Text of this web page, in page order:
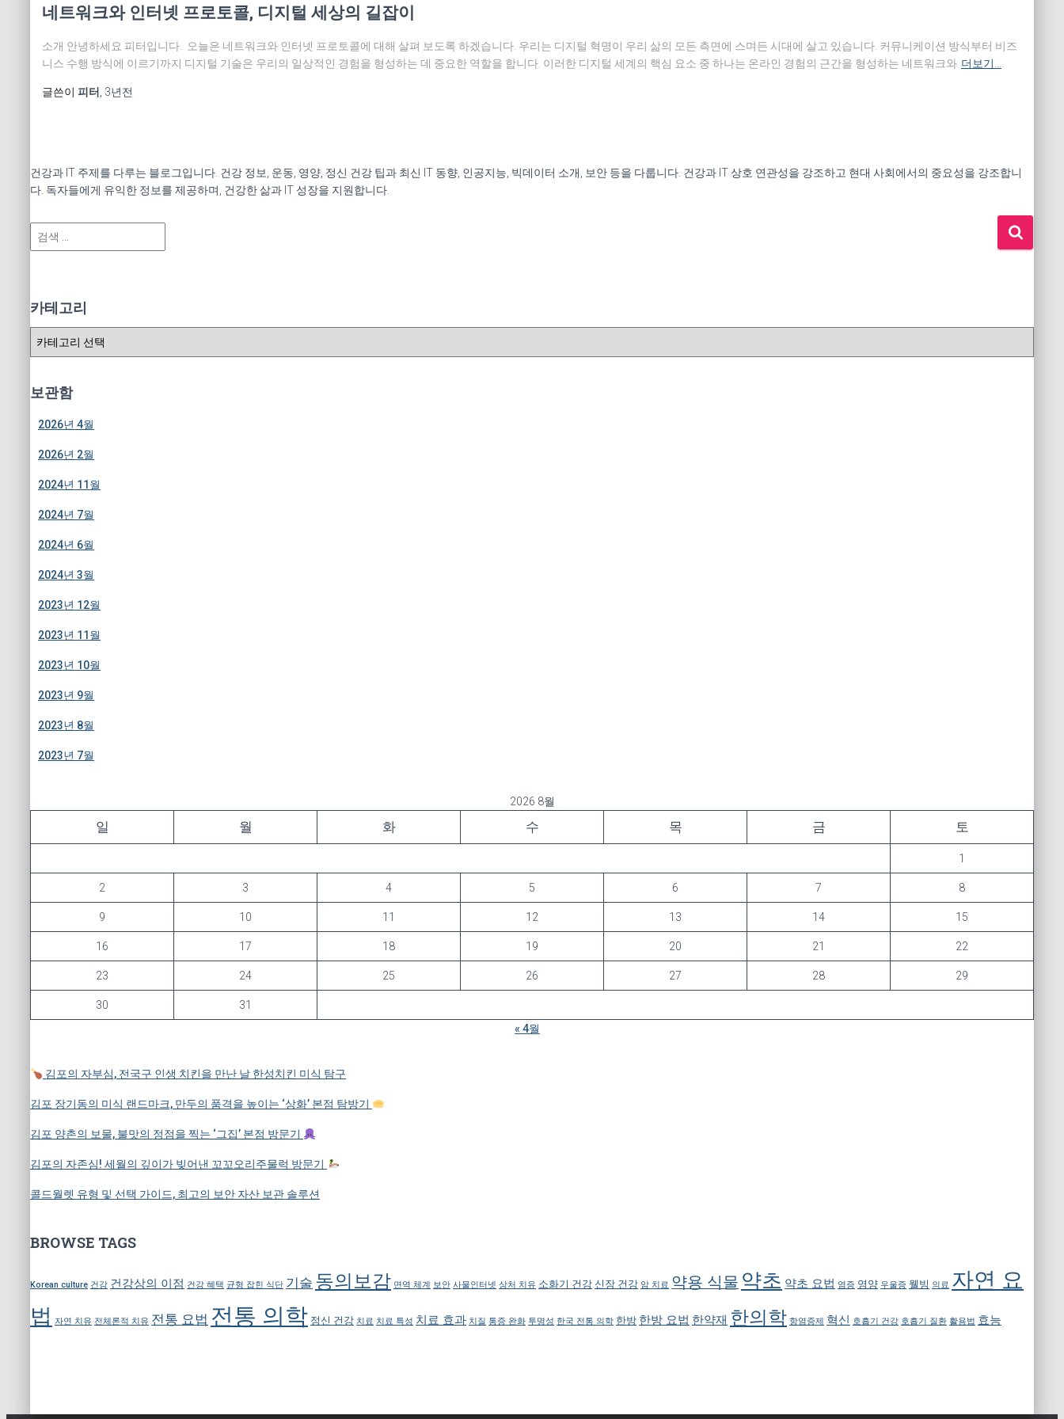
네트워크와 인터넷 프로토콜, 디지털 세상의 길잡이
소개 안녕하세요 피터입니다. 오늘은 네트워크와 인터넷 프로토콜에 대해 살펴 보도록 하겠습니다. 우리는 디지털 혁명이 우리 삶의 모든 측면에 스며든 시대에 살고 있습니다. 커뮤니케이션 방식부터 비즈
니스 수행 방식에 이르기까지 디지털 기술은 우리의 일상적인 경험을 형성하는 데 중요한 역할을 합니다. 이러한 디지털 세계의 핵심 요소 중 하나는 온라인 경험의 근간을 형성하는 네트워크와 더보기…
글쓴이 피터 , 3년전
건강과 IT 주제를 다루는 블로그입니다. 건강 정보, 운동, 영양, 정신 건강 팁과 최신 IT 동향, 인공지능, 빅데이터 소개, 보안 등을 다룹니다. 건강과 IT 상호 연관성을 강조하고 현대 사회에서의 중요성을 강조합니
다. 독자들에게 유익한 정보를 제공하며, 건강한 삶과 IT 성장을 지원합니다.
검
색
카테고리
리
보관함
2026년 4월
2026년 2월
2024년 11월
2024년 7월
2024년 6월
2024년 3월
2023년 12월
2023년 11월
2023년 10월
2023년 9월
2023년 8월
2023년 7월
2026 8월
일 월 화 수 목 금 토
1
2 3 4 5 6 7 8
9 10 11 12 13 14 15
16 17 18 19 20 21 22
23 24 25 26 27 28 29
30
31
« 4월
김포의 자부심, 전국구 인생 치킨을 만난 날 한성치킨 미식 탐구
김포 장기동의 미식 랜드마크, 만두의 품격을 높이는 ‘상화’ 본점 탐방기
김포 양촌의 보물, 불맛의 정점을 찍는 ‘그집’ 본점 방문기
김포의 자존심! 세월의 깊이가 빚어낸 꼬꼬오리주물럭 방문기
콜드월렛 유형 및 선택 가이드, 최고의 보안 자산 보관 솔루션
BROWSE TAGS
Korean culture 건강 건강상의 이점 건강 혜택 균형 잡힌 식단 기술 동의보감 면역 체계 보안 사물인터넷 상처 치유 소화기 건강 신장 건강 암 치료 약용 식물 약초 약초 요법 염증 영양 우울증 웰빙 의료 자연 요
법
자연 치유 전체론적 치유 전통 요법 전통 의학 정신 건강 치료 치료 특성 치료 효과 치질 통증 완화 투명성 한국 전통 의학 한방 한방 요법 한약재 한의학 항염증제 혁신 호흡기 건강 호흡기 질환 활용법 효능